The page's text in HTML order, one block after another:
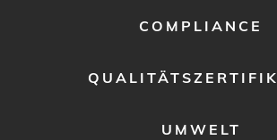
COMPLIANCE
UMWELT